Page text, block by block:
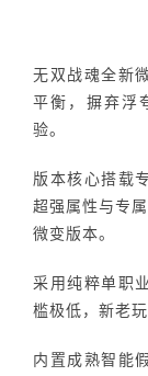
无双战魂全新
平衡，摒弃浮
验。
版本核心搭载
超强属性与专
微变版本。
采用纯粹单职
槛极低，新老
内置成熟智能